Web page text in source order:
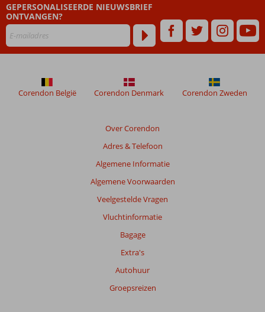
GEPERSONALISEERDE NIEUWSBRIEF
ONTVANGEN?
Over Corendon
Adres & Telefoon
Algemene Informatie
Algemene Voorwaarden
Veelgestelde Vragen
Vluchtinformatie
Bagage
Extra's
Autohuur
Groepsreizen
Corendon België Corendon Denmark Corendon Zweden